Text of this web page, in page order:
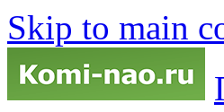
Skip to main